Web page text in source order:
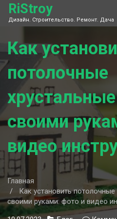
Skip
content
RiStroy
Дизайн. Строительство. Ремонт. Дача
Как
потолочные
своими
видео
Главная
Как установить
своими руками: фото и видео